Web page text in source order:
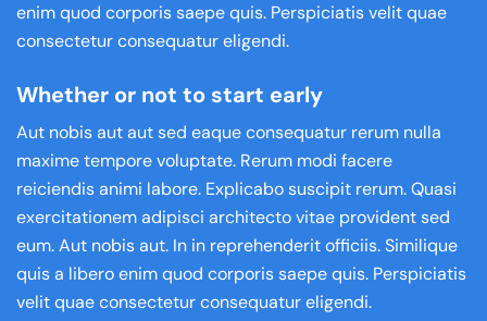
enim quod corporis saepe quis. Perspiciatis velit quae
consectetur consequatur eligendi.
Whether or not to start early
Aut nobis aut aut sed eaque consequatur rerum nulla
maxime tempore voluptate. Rerum modi facere
reiciendis animi labore. Explicabo suscipit rerum. Quasi
exercitationem adipisci architecto vitae provident sed
eum. Aut nobis aut. In in reprehenderit officiis. Similique
quis a libero enim quod corporis saepe quis. Perspiciatis
velit quae consectetur consequatur eligendi.